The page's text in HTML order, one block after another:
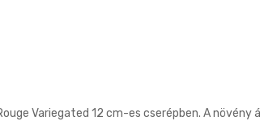
Variegated 12 cm-es cserépben. A növény